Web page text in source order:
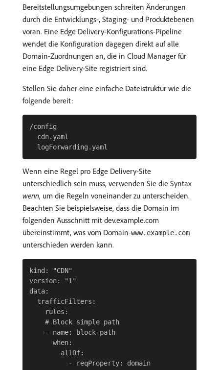
Bereitstellungsumgebungen schreiten Änderungen
durch die Entwicklungs-, Staging- und Produktebenen
voran. Eine Edge Delivery-Konfigurations-Pipeline
wendet die Konfiguration dagegen direkt auf alle
Domain-Zuordnungen an, die in Cloud Manager für
eine Edge Delivery-Site registriert sind.
Stellen Sie daher eine einfache Dateistruktur wie die
folgende bereit:
/config
  cdn.yaml
Wenn eine Regel pro Edge Delivery-Site
unterschiedlich sein muss, verwenden Sie die Syntax
wenn, um die Regeln voneinander zu unterscheiden.
Beachten Sie beispielsweise, dass die Domain im
folgenden Ausschnitt mit dev.example.com
übereinstimmt, was vom Domain-www.example.com
unterschieden werden kann.
kind: "CDN"
version: "1"
data:
  trafficFilters:
    rules:
    # Block simple path
    - name: block-path
      when:
        allOf:
          - reqProperty: domain